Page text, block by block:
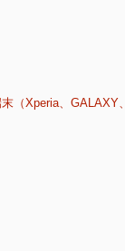
（Xperia、GALAXY、